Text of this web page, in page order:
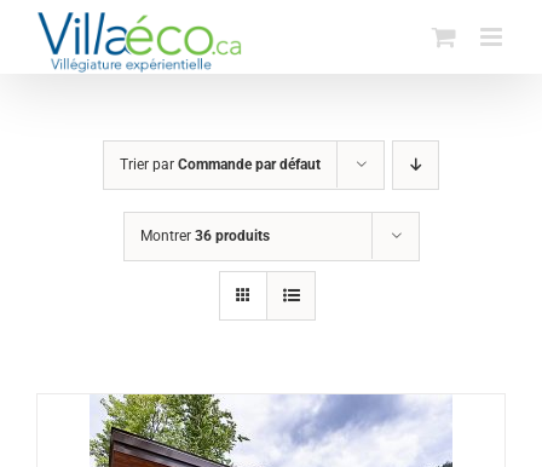
Passer
contenu
Trier par Commande par défaut
Montrer 36 produits